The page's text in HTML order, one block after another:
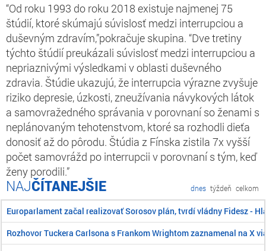
“Od roku 1993 do roku 2018 existuje najmenej 75
štúdií, ktoré skúmajú súvislosť medzi interrupciou a
duševným zdravím,”pokračuje skupina. “Dve tretiny
týchto štúdií preukázali súvislosť medzi interrupciou a
nepriaznivými výsledkami v oblasti duševného
zdravia. Štúdie ukazujú, že interrupcia výrazne zvyšuje
riziko depresie, úzkosti, zneužívania návykových látok
a samovražedného správania v porovnaní so ženami s
neplánovaným tehotenstvom, ktoré sa rozhodli dieťa
donosiť až do pôrodu. Štúdia z Fínska zistila 7x vyšší
počet samovrážd po interrupcii v porovnaní s tým, keď
ženy porodili.”
ČÍTANEJŠIE dnes týždeň celkom
Europarlament začal realizovať Sorosov plán, tvrdí vládny Fidesz -
Rozhovor Tuckera Carlsona s Frankom Wrightom zaznamenal na X